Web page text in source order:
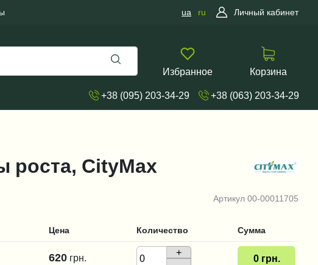
ua ru Личный кабинет
Избранное Корзина
+38 (095) 203-34-29 +38 (063) 203-34-29
Артикул 00-00011705
роста, CityMax
Цена Количество Сумма
620 грн.
+
0 грн.